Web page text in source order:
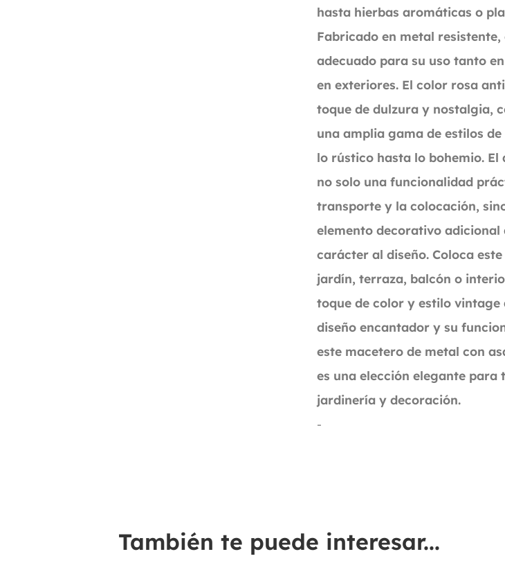
hasta hierbas aromáticas o
Fabricado en metal resistente,
adecuado para su uso tanto
en exteriores. El color rosa
toque de dulzura y nostalgia,
una amplia gama de estilos
lo rústico hasta lo bohemio. El
no solo una funcionalidad
transporte y la colocación,
elemento decorativo adicional
carácter al diseño. Coloca
jardín, terraza, balcón o
toque de color y estilo vintage
diseño encantador y su
este macetero de metal con
es una elección elegante para
jardinería y decoración.
-
También te puede interesar...